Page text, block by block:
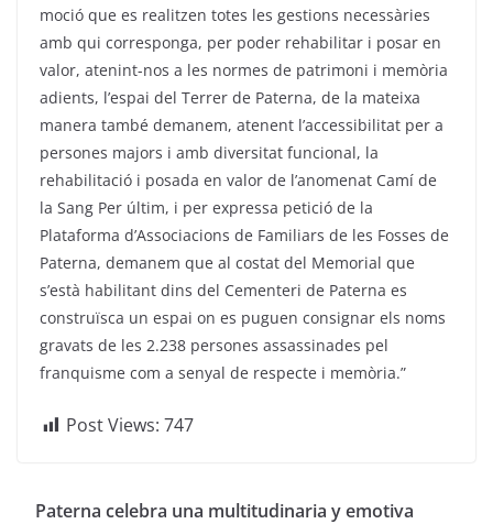
moció que es realitzen totes les gestions necessàries
amb qui corresponga, per poder rehabilitar i posar en
valor, atenint-nos a les normes de patrimoni i memòria
adients, l’espai del Terrer de Paterna, de la mateixa
manera també demanem, atenent l’accessibilitat per a
persones majors i amb diversitat funcional, la
rehabilitació i posada en valor de l’anomenat Camí de
la Sang Per últim, i per expressa petició de la
Plataforma d’Associacions de Familiars de les Fosses de
Paterna, demanem que al costat del Memorial que
s’està habilitant dins del Cementeri de Paterna es
construïsca un espai on es puguen consignar els noms
gravats de les 2.238 persones assassinades pel
franquisme com a senyal de respecte i memòria.”
Post Views: 747
Paterna celebra una multitudinaria y emotiva